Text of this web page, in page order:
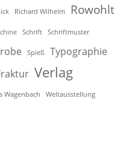
Richard Wilhelm Rowohlt
Schrift Schriftmuster
Spieß
Typographie
Verlag
Wagenbach Weltausstellung